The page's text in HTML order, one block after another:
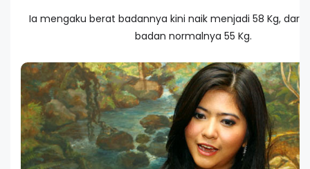
Ia mengaku berat badannya kini naik menjadi 58 Kg, dari
badan normalnya 55 Kg.